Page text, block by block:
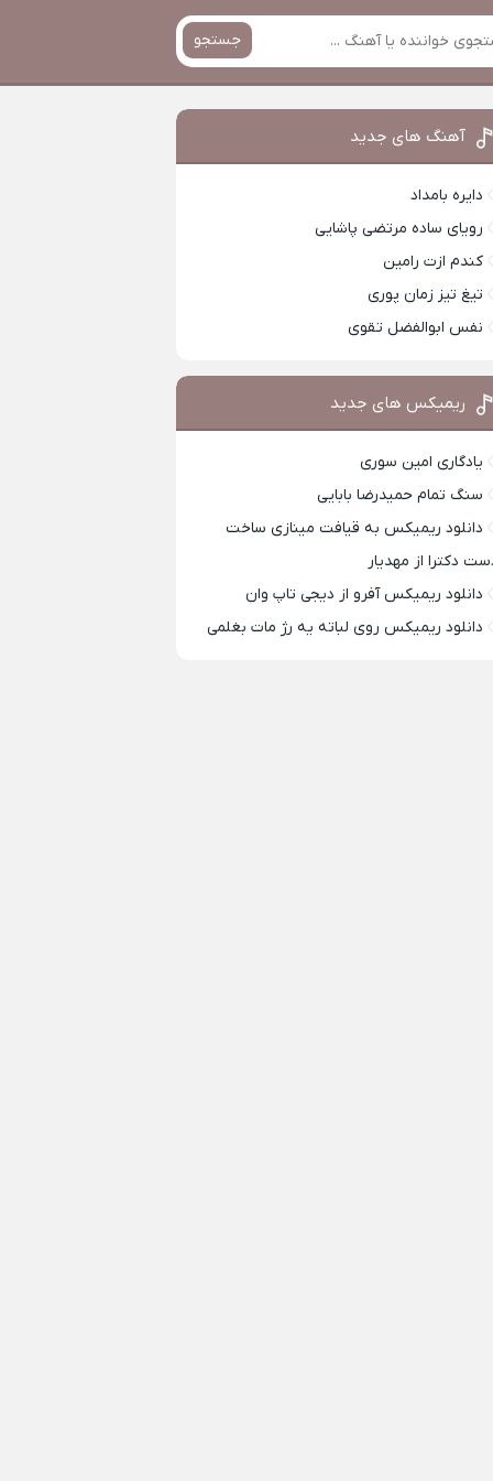
جستجو
آهنگ های جدید
دایره بامداد
رویای ساده مرتضی پاشایی
کندم ازت رامین
تیغ تیز زمان پوری
نفس ابوالفضل تقوی
ریمیکس های جدید
یادگاری امین سوری
سنگ تمام حمیدرضا بابایی
دانلود ریمیکس به قیافت مینازی ساخت
دکترا از مهدیار
دانلود ریمیکس آفرو از ديجی تاپ وان
دانلود ریمیکس روی لباته یه رژ مات بغلمی